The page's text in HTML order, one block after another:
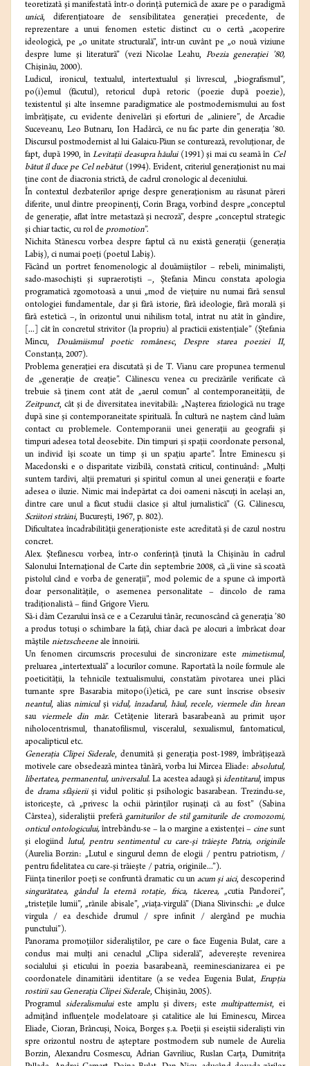
teoretizată şi manifestată într-o dorinţă puternică de axare pe o paradigmă
unică, diferenţiatoare de sensibilitatea generaţiei precedente, de
reprezentare a unui fenomen estetic distinct cu o certă „acoperire
ideologică, pe „o unitate structurală”, într-un cuvânt pe „o nouă viziune
despre lume şi literatură” (vezi Nicolae Leahu,Poezia generaţiei ’80,
Chişinău, 2000).
Ludicul, ironicul, textualul, intertextualul şi livrescul, „biografismul”,
po(i)emul (făcutul), retoricul după retoric (poezie după poezie),
texistentul şi alte însemne paradigmatice ale postmodernismului au fost
îmbrăţişate, cu evidente denivelări şi eforturi de „aliniere”, de Arcadie
Suceveanu, Leo Butnaru, Ion Hadârcă, ce nu fac parte din generaţia ’80.
Discursul postmodernist al lui Galaicu-Păun se conturează, revoluţionar, de
fapt, după 1990, înLevitaţii deasupra hăului (1991) şi mai cu seamă în Cel
bătut îl duce pe Cel nebătut (1994). Evident, criteriul generaţionist nu mai
ţine cont de diacronia strictă, de cadrul cronologic al deceniului.
În contextul dezbaterilor aprige despre generaţionism au răsunat păreri
diferite, unul dintre preopinenţi, Corin Braga, vorbind despre „conceptul
de generaţie, aflat între metastază şi necroză”, despre „conceptul strategic
şi chiar tactic, cu rol de promotion”.
Nichita Stănescu vorbea despre faptul că nu există generaţii (generaţia
Labiş), ci numai poeţi (poetul Labiş).
Făcând un portret fenomenologic al douămiiştilor – rebeli, minimalişti,
sado-masochişti şi supraerotişti –, Ştefania Mincu constata apologia
programatică zgomotoasă a unui „mod de vieţuire nu numai fără sensul
ontologiei fundamentale, dar şi fără istorie, fără ideologie, fără morală şi
fără estetică –, în orizontul unui nihilism total, intrat nu atât în gândire,
[...] cât în concretul strivitor (la propriu) al practicii existenţiale” (Ştefania
Mincu, Douămiismul poetic românesc,Despre starea poeziei II,
Constanţa, 2007).
Problema generaţiei era discutată şi de T. Vianu care propunea termenul
de „generaţie de creaţie”. Călinescu venea cu precizările verificate că
trebuie să ţinem cont atât de „aerul comun” al contemporaneităţii, de
Zeitpunct, cât şi de diversitatea inevitabilă: „Naşterea fiziologică nu trage
după sine şi contemporaneitate spirituală. În cultură ne naştem când luăm
contact cu problemele. Contemporanii unei generaţii au geografii şi
timpuri adesea total deosebite. Din timpuri şi spaţii coordonate personal,
un individ îşi scoate un timp şi un spaţiu aparte”. Între Eminescu şi
Macedonski e o disparitate vizibilă, constată criticul, continuând: „Mulţi
suntem tardivi, alţii prematuri şi spiritul comun al unei generaţii e foarte
adesea o iluzie. Nimic mai îndepărtat ca doi oameni născuţi în acelaşi an,
dintre care unul a făcut studii clasice şi altul jurnalistică” (G. Călinescu,
Scriitori străini, Bucureşti, 1967, p. 802).
Dificultatea încadrabilităţii generaţioniste este acreditată şi de cazul nostru
concret.
Alex. Ştefănescu vorbea, într-o conferinţă ţinută la Chişinău în cadrul
Salonului Internaţional de Carte din septembrie 2008, că „îi vine să scoată
pistolul când e vorba de generaţii”, mod polemic de a spune că importă
doar personalităţile, o asemenea personalitate – dincolo de rama
tradiţionalistă – fiind Grigore Vieru.
Să-i dăm Cezarului însă ce e a Cezarului tânăr, recunoscând că generaţia ’80
a produs totuşi o schimbare la faţă, chiar dacă pe alocuri a îmbrăcat doar
măştile nietzscheene ale înnoirii.
Un fenomen circumscris procesului de sincronizare este mimetismul,
preluarea „intertextuală” a locurilor comune. Raportată la noile formule ale
poeticităţii, la tehnicile textualismului, constatăm pivotarea unei plăci
turnante spre Basarabia mitopo(i)etică, pe care sunt înscrise obsesiv
neantul, aliasnimicul şi vidul, înzadarul, hăul, recele, viermele din hrean
sau
viermele din măr. Cetăţenie literară basarabeană au primit uşor
niholocentrismul, thanatofilismul, visceralul, sexualismul, fantomaticul,
apocalipticul etc.
Generaţia Clipei Siderale, denumită şi generaţia post-1989, îmbrăţişează
motivele care obsedează mintea tânără, vorba lui Mircea Eliade: absolutul,
libertatea, permanentul, universalul. La acestea adaugă şi identitarul, impus
de drama sfâşieriişi vidul politic şi psihologic basarabean. Trezindu-se,
istoriceşte, că „privesc la ochii părinţilor ruşinaţi că au fost” (Sabina
Cârstea), sideraliştii preferă garniturilor de stil garniturile de cromozomi,
onticul ontologicului, întrebându-se – la o margine a existenţei – cine sunt
şi elogiind lutul, pentru sentimentul cu care-şi trăieşte Patria, originile
(Aurelia Borzin: „Lutul e singurul demn de elogii / pentru patriotism, /
pentru fidelitatea cu care-şi trăieşte / patria, originile...”).
Fiinţa tinerilor poeţi se confruntă dramatic cu unacum şi aici, descoperind
singurătatea, gândul la eternă rotaţie, frica, tăcerea,„cutia Pandorei”,
„tristeţile lumii”, „rănile abisale”, „viaţa-virgulă” (Diana Slivinschi: „e dulce
virgula / ea deschide drumul / spre infinit / alergând pe muchia
punctului”).
Panorama promoţiilor sideraliştilor, pe care o face Eugenia Bulat, care a
condus mai mulţi ani cenaclul „Clipa siderală”, adevereşte revenirea
socialului şi eticului în poezia basarabeană, reeminescianizarea ei pe
coordonatele dinamitării identitare (a se vedea Eugenia Bulat, Erupţia
rostirii sau Generaţia Clipei Siderale, Chişinău, 2005).
Programul sideralismuluieste amplu şi divers; estemultipatternist, ei
admiţând influenţele modelatoare şi catalitice ale lui Eminescu, Mircea
Eliade, Cioran, Brâncuşi, Noica, Borges ş.a. Poeţii şi eseiştii sideralişti vin
spre orizontul nostru de aşteptare postmodern sub numele de Aurelia
Borzin, Alexandru Cosmescu, Adrian Gavriliuc, Ruslan Carţa, Dumitriţa